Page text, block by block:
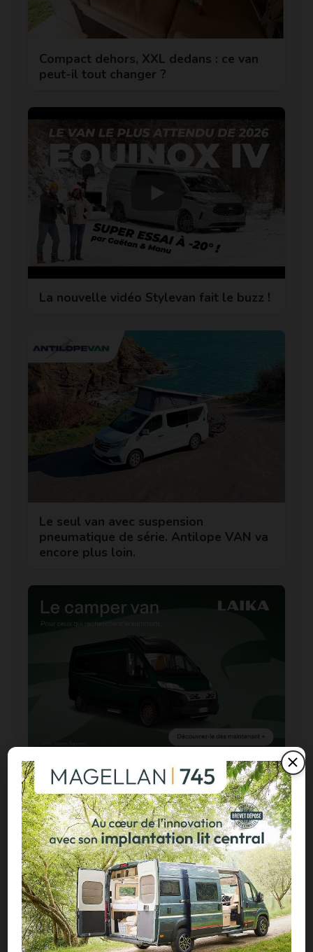
Compact dehors, XXL dedans : ce van
peut-il tout changer ?
La nouvelle vidéo Stylevan fait le buzz !
Le seul van avec suspension
pneumatique de série. Antilope VAN va
encore plus loin.
Configurez dès maintenant votre
fourgon Laïka !
VOUS AIMEREZ AUSSI